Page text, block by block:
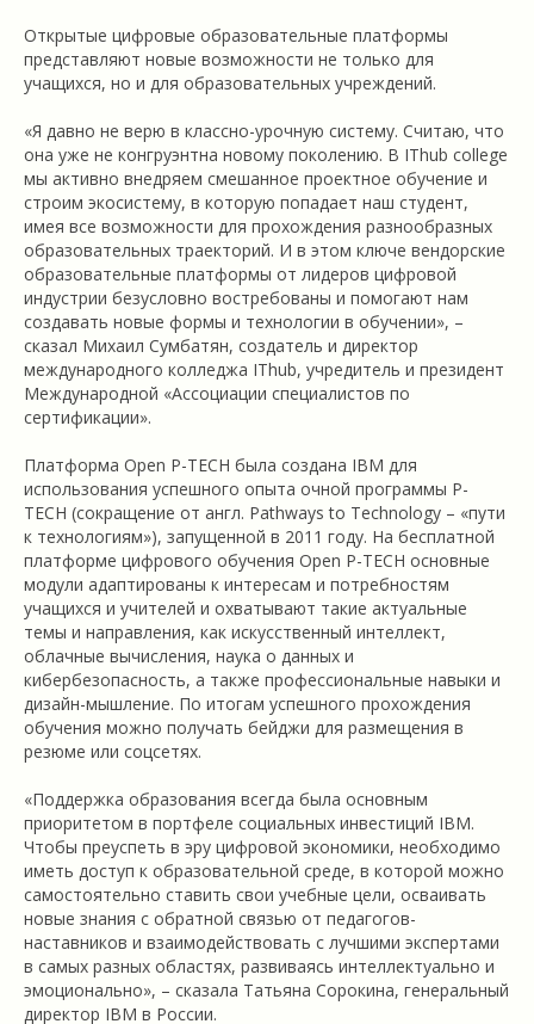
Открытые цифровые образовательные платформы
представляют новые возможности не только для
учащихся, но и для образовательных учреждений.
«Я давно не верю в классно-урочную систему. Считаю, что
она уже не конгруэнтна новому поколению. В IThub college
мы активно внедряем смешанное проектное обучение и
строим экосистему, в которую попадает наш студент,
имея все возможности для прохождения разнообразных
образовательных траекторий. И в этом ключе вендорские
образовательные платформы от лидеров цифровой
индустрии безусловно востребованы и помогают нам
создавать новые формы и технологии в обучении», –
сказал Михаил Сумбатян, создатель и директор
международного колледжа IThub, учредитель и президент
Международной «Ассоциации специалистов по
сертификации».
Платформа Open P-TECH была создана IBM для
использования успешного опыта очной программы P-
TECH (сокращение от англ. Pathways to Technology – «пути
к технологиям»), запущенной в 2011 году. На бесплатной
платформе цифрового обучения Open P-TECH основные
модули адаптированы к интересам и потребностям
учащихся и учителей и охватывают такие актуальные
темы и направления, как искусственный интеллект,
облачные вычисления, наука о данных и
кибербезопасность, а также профессиональные навыки и
дизайн-мышление. По итогам успешного прохождения
обучения можно получать бейджи для размещения в
резюме или соцсетях.
«Поддержка образования всегда была основным
приоритетом в портфеле социальных инвестиций IBM.
Чтобы преуспеть в эру цифровой экономики, необходимо
иметь доступ к образовательной среде, в которой можно
самостоятельно ставить свои учебные цели, осваивать
новые знания с обратной связью от педагогов-
наставников и взаимодействовать с лучшими экспертами
в самых разных областях, развиваясь интеллектуально и
эмоционально», – сказала Татьяна Сорокина, генеральный
директор IBM в России.